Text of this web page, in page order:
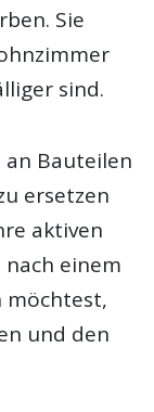
Sie
sind.
Bauteilen
ersetzen
aktiven
nach einem
möchtest,
und den